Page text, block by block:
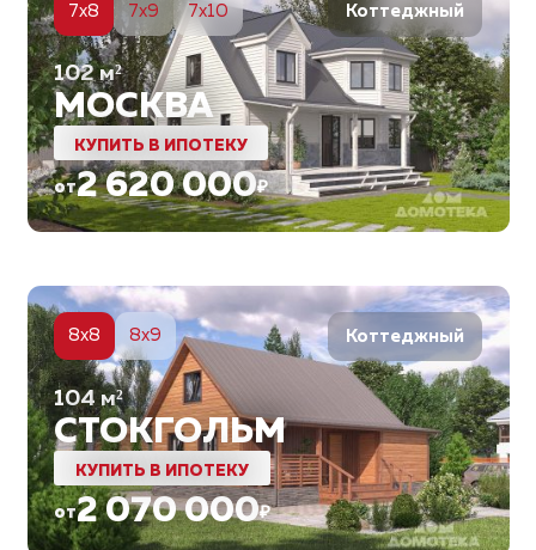
Коттеджный
7x8 7x9 7x10
102м²
МОСКВА
КУПИТЬ В ИПОТЕКУ
от2 620 000₽
Коттеджный
8x8 8x9
104 м²
СТОКГОЛЬМ
КУПИТЬ В ИПОТЕКУ
от2 070 000₽
6